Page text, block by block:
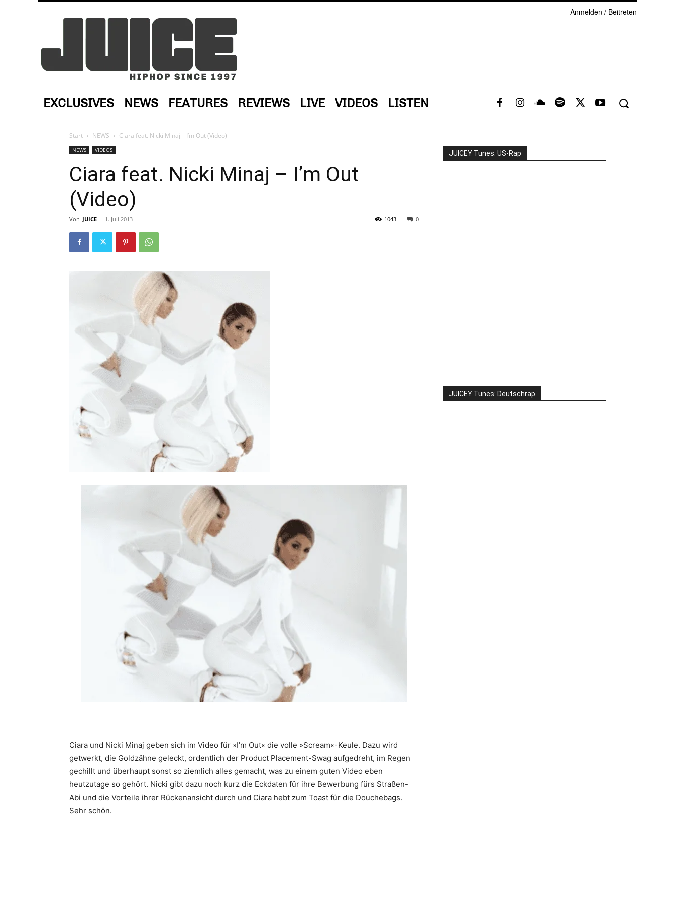
Anmelden / Beitreten
EXCLUSIVES NEWS FEATURES REVIEWS LIVE VIDEOS LISTEN
Start NEWS Ciara feat. Nicki Minaj – I’m Out (Video)
NEWS VIDEOS
Ciara feat. Nicki Minaj – I’m Out
(Video)
Von JUICE - 1. Juli 2013 0
1043
Ciara und Nicki Minaj geben sich im Video für »I’m Out« die volle »Scream«-Keule. Dazu wird
getwerkt, die Goldzähne geleckt, ordentlich der Product Placement-Swag aufgedreht, im Regen
gechillt und überhaupt sonst so ziemlich alles gemacht, was zu einem guten Video eben
heutzutage so gehört. Nicki gibt dazu noch kurz die Eckdaten für ihre Bewerbung fürs Straßen-
Abi und die Vorteile ihrer Rückenansicht durch und Ciara hebt zum Toast für die Douchebags.
Sehr schön.
JUICEY Tunes: US-Rap
JUICEY Tunes: Deutschrap